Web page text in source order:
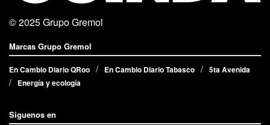
© 2025Grupo Gremol
Marcas Grupo Gremol
En Cambio Diario QRoo En Cambio Diario Tabasco
5ta Avenida
Energía y ecología
Siguenos en